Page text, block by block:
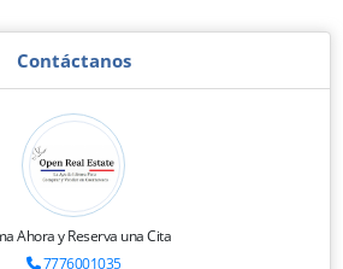
Contáctanos
Ahora y Reserva una Cita
7776001035